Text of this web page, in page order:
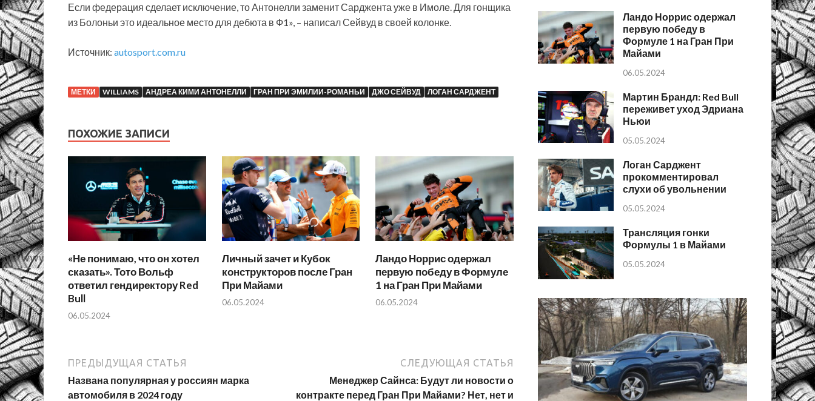
Если федерация сделает исключение, то Антонелли заменит Сарджента уже в Имоле. Для гонщика
из Болоньи это идеальное место для дебюта в Ф1», – написал Сейвуд в своей колонке.
Источник: autosport.com.ru
МЕТКИ WILLIAMS АНДРЕА КИМИ АНТОНЕЛЛИ ГРАН ПРИ ЭМИЛИИ-РОМАНЬИ ДЖО СЕЙВУД ЛОГАН САРДЖЕНТ
ПОХОЖИЕ ЗАПИСИ
«Не понимаю, что он хотел
сказать». Тото Вольф
ответил гендиректору Red
Bull
06.05.2024
Личный зачет и Кубок
конструкторов после Гран
При Майами
06.05.2024
Ландо Норрис одержал
первую победу в Формуле
1 на Гран При Майами
06.05.2024
ПРЕДЫДУЩАЯ СТАТЬЯ
Названа популярная у россиян марка
автомобиля в 2024 году
СЛЕДУЮЩАЯ СТАТЬЯ
Менеджер Сайнса: Будут ли новости о
контракте перед Гран При Майами? Нет, нет и
Ландо Норрис одержал
первую победу в
Формуле 1 на Гран При
Майами
06.05.2024
Мартин Брандл: Red Bull
переживет уход Эдриана
Ньюи
05.05.2024
Логан Сарджент
прокомментировал
слухи об увольнении
05.05.2024
Трансляция гонки
Формулы 1 в Майами
05.05.2024